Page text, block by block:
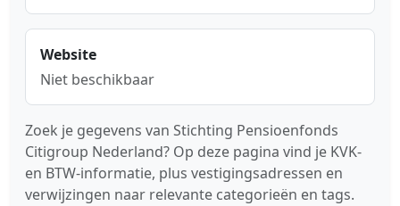
Website
Niet beschikbaar
Zoek je gegevens van Stichting Pensioenfonds
Citigroup Nederland? Op deze pagina vind je KVK-
en BTW-informatie, plus vestigingsadressen en
verwijzingen naar relevante categorieën en tags.